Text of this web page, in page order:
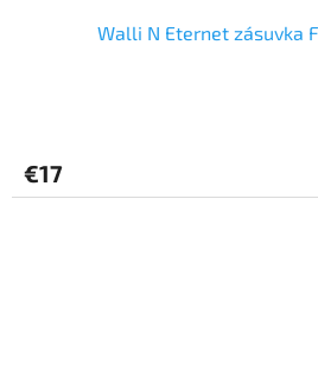
Walli N Eternet zásuvka
€17